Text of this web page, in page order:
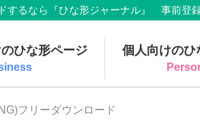
するなら『ひな形ジャーナル』 事前登
ひな形ページ 個人向けのひ
フリーダウンロード